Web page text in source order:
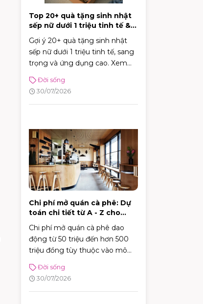
Top 20+ quà tặng sinh nhật
sếp nữ dưới 1 triệu tinh tế &
Gợi ý 20+ quà tặng sinh nhật
sếp nữ dưới 1 triệu tinh tế, sang
trọng và ứng dụng cao. Xem
tuyệt đối với sếp!
Đời sống
30/07/2026
Chi phí mở quán cà phê: Dự
toán chi tiết từ A - Z cho
Chi phí mở quán cà phê dao
động từ 50 triệu đến hơn 500
triệu đồng tùy thuộc vào mô
tiện lợi đến những không gian
sân vườn quy mô.
Đời sống
30/07/2026